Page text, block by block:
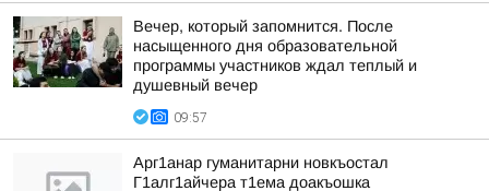
Вечер, который запомнится. После
насыщенного дня образовательной
программы участников ждал теплый и
душевный вечер
09:57
Арг1анар гуманитарни новкъостал
Г1алг1айчера т1ема доакъошка